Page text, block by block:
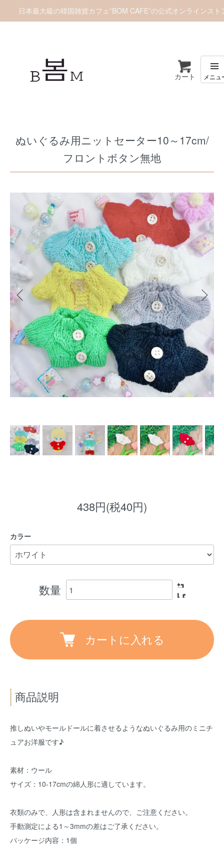
日本最大級の韓国雑貨カフェ”BOM CAFE”の公式オンラインスト
カート
ぬいぐるみ用ニットセーター10～17cm/
フロントボタン無地
438円(税40円)
カラー
数量
カートに入れる
商品説明
推しぬいやモールドールに着させるようなぬいぐるみ用のミニチ
ュアお洋服です♪
素材：ウール
サイズ：10-17cmの綿人形に適しています。
衣類のみで、人形は含まれませんので、ご注意ください。
手動測定による1～3mmの差はご了承ください。
パッケージ内容：1個